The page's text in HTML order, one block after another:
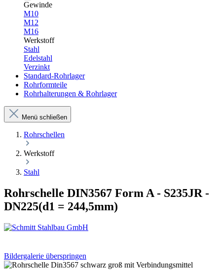
Gewinde
M10
M12
M16
Werkstoff
Stahl
Edelstahl
Verzinkt
Standard-Rohrlager
Rohrformteile
Rohrhalterungen & Rohrlager
Menü schließen
Rohrschellen
Werkstoff
Stahl
Rohrschelle DIN3567 Form A - S235JR -
DN225(d1 = 244,5mm)
Bildergalerie überspringen